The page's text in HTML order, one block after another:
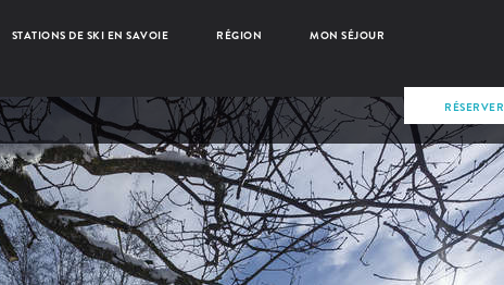
STATIONS DE SKI EN SAVOIE RÉGION MON SÉJOUR
RÉSERVER